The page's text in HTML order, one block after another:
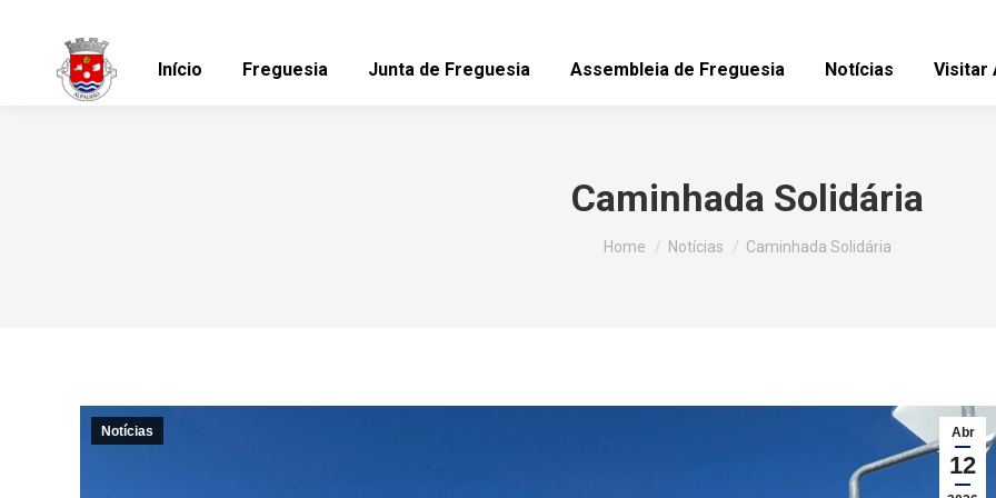
Início Freguesia Junta de Freguesia Assembleia de Freguesia Notícias Visitar
Caminhada Solidária
You are here:
Home Notícias Caminhada Solidária
Abr
12
Notícias